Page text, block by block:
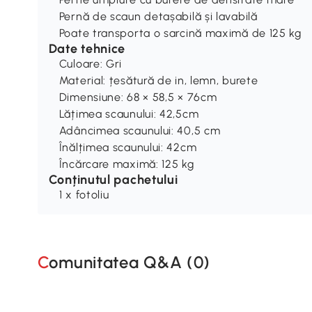
Pernă de scaun detașabilă și lavabilă
Poate transporta o sarcină maximă de 125 kg
Date tehnice
Culoare: Gri
Material: țesătură de in, lemn, burete
Dimensiune: 68 × 58,5 × 76cm
Lățimea scaunului: 42,5cm
Adâncimea scaunului: 40,5 cm
Înălțimea scaunului: 42cm
Încărcare maximă: 125 kg
Conținutul pachetului
1 x fotoliu
Comunitatea Q&A (0)